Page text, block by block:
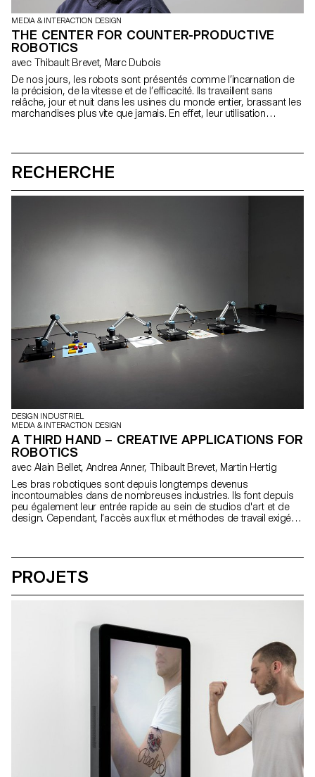
MEDIA & INTERACTION DESIGN
THE CENTER FOR COUNTER-PRODUCTIVE
ROBOTICS
avec Thibault Brevet, Marc Dubois
De nos jours, les robots sont présentés comme l’incarnation de
la précision, de la vitesse et de l’efficacité. Ils travaillent sans
relâche, jour et nuit dans les usines du monde entier, brassant les
marchandises plus vite que jamais. En effet, leur utilisation
sont écartées et où les robots sont délibérément perçus avec
l’échec, la paresse et la maladresse en tête. De cette façon, le
centre développe une approche plus humaine de la robotique.
RECHERCHE
DESIGN INDUSTRIEL
MEDIA & INTERACTION DESIGN
A THIRD HAND – CREATIVE APPLICATIONS FOR
ROBOTICS
avec Alain Bellet, Andrea Anner, Thibault Brevet, Martin Hertig
Les bras robotiques sont depuis longtemps devenus
incontournables dans de nombreuses industries. Ils font depuis
peu également leur entrée rapide au sein de studios d'art et de
design. Cependant, l’accès aux flux et méthodes de travail exigés
d’équipement sans pour autant avoir les ressources pour les
exploiter. Ce projet de recherche se base sur des cas d’étude
appliqués pour explorer et définir un ensemble de méthodes de
PROJETS